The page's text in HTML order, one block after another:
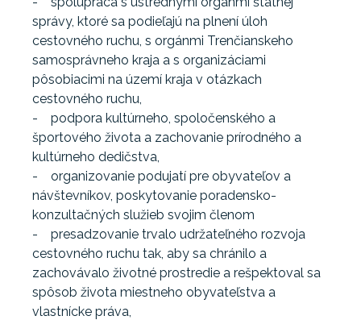
správy, ktoré sa podieľajú na plnení úloh
cestovného ruchu, s orgánmi Trenčianskeho
samosprávneho kraja a s organizáciami
pôsobiacimi na území kraja v otázkach
cestovného ruchu,
- podpora kultúrneho, spoločenského a
športového života a zachovanie prírodného a
kultúrneho dedičstva,
- organizovanie podujatí pre obyvateľov a
návštevníkov, poskytovanie poradensko-
konzultačných služieb svojim členom
- presadzovanie trvalo udržateľného rozvoja
cestovného ruchu tak, aby sa chránilo a
zachovávalo životné prostredie a rešpektoval sa
spôsob života miestneho obyvateľstva a
vlastnícke práva,